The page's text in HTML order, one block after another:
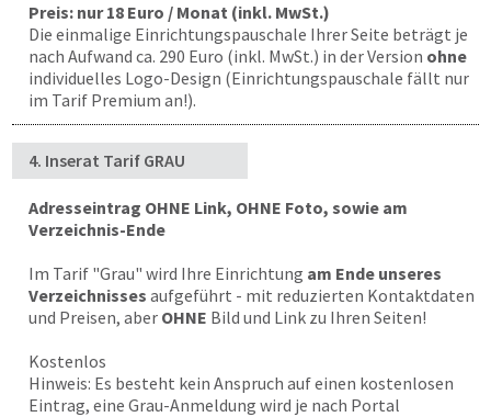
Preis: nur 18 Euro / Monat (inkl. MwSt.)
Die einmalige Einrichtungspauschale Ihrer Seite beträgt je
nach Aufwand ca. 290 Euro (inkl. MwSt.) in der Version ohne
individuelles Logo-Design (Einrichtungspauschale fällt nur
im Tarif Premium an!).
4. Inserat Tarif GRAU
Adresseintrag OHNE Link, OHNE Foto, sowie am
Verzeichnis-Ende
Im Tarif "Grau" wird Ihre Einrichtung am Ende unseres
Verzeichnisses aufgeführt - mit reduzierten Kontaktdaten
und Preisen, aber OHNE Bild und Link zu Ihren Seiten!
Kostenlos
Hinweis: Es besteht kein Anspruch auf einen kostenlosen
Eintrag, eine Grau-Anmeldung wird je nach Portal